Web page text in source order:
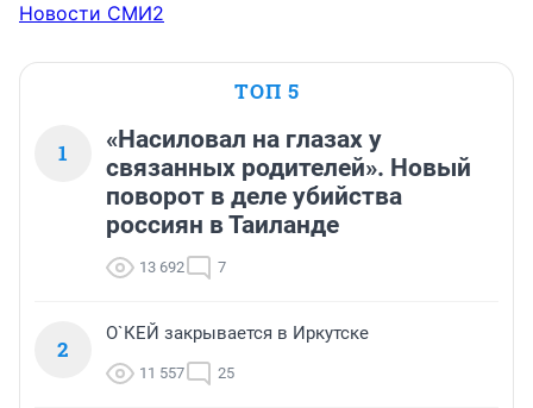
Новости СМИ2
ТОП 5
1
«Насиловал на глазах у
связанных родителей». Новый
поворот в деле убийства
россиян в Таиланде
13 692 7
2
О`КЕЙ закрывается в Иркутске
11 557 25